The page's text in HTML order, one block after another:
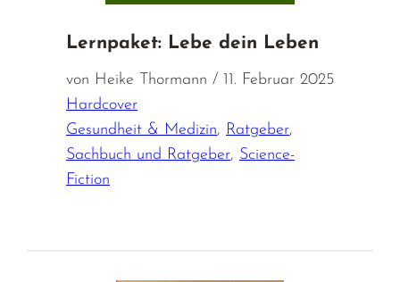
Lernpaket: Lebe dein Leben
von Heike Thormann / 11. Februar 2025
Hardcover
Gesundheit & Medizin, Ratgeber,
Sachbuch und Ratgeber, Science-
Fiction